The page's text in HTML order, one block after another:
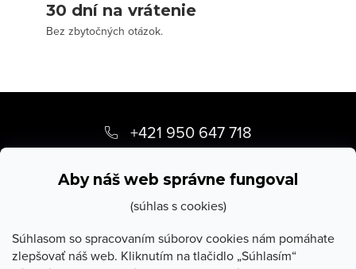
Aby náš web správne fungoval
(súhlas s cookies)
Súhlasom so spracovaním súborov cookies nám pomáhate
zlepšovať náš web. Kliknutím na tlačidlo „Súhlasím“
30 dní na vrátenie
Bez zbytočných otázok.
p
+421 950 647 718